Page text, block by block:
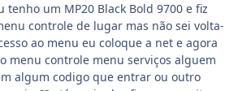
tenho um MP20 Black Bold 9700 e fiz
controle de lugar mas não sei volta-
ao menu eu coloque a net e agora
menu controle menu serviços alguem
algum codigo que entrar ou outro